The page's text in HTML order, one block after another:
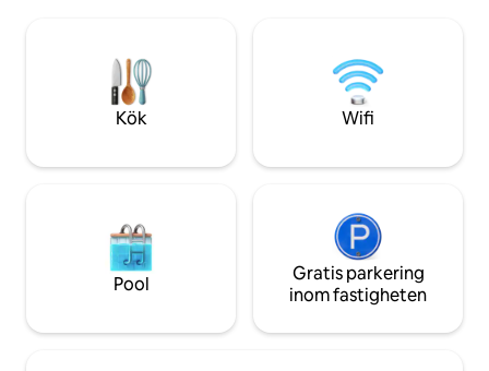
studio och vi hoppas att du också gör
det! Vi talar FR/EN/ESP
CNAR: 500
600 m, 9 min
km, 22 min
meter, 10 minuter
Kök Wifi
Pool
Gratis parkering
inom fastigheten